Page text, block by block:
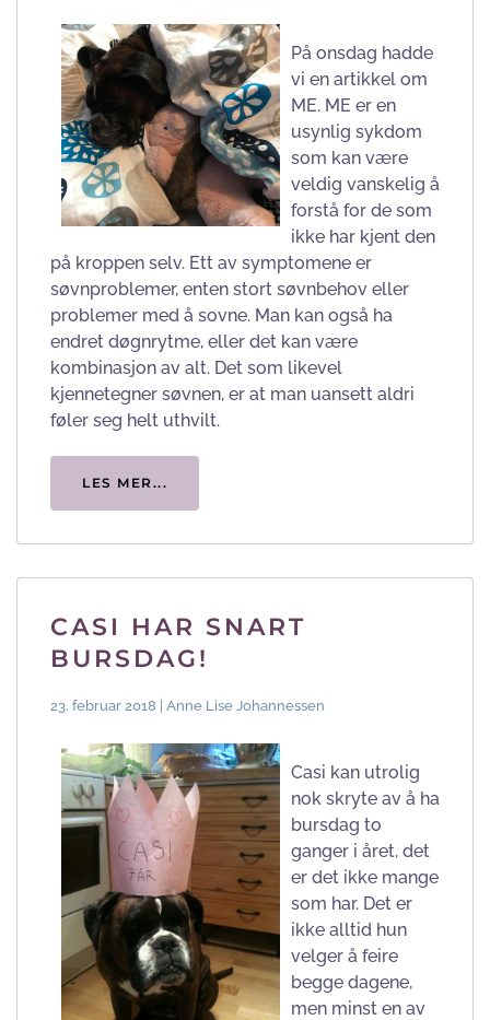
På onsdag hadde
vi en artikkel om
ME. ME er en
usynlig sykdom
som kan være
veldig vanskelig å
forstå for de som
ikke har kjent den
på kroppen selv. Ett av symptomene er
søvnproblemer, enten stort søvnbehov eller
problemer med å sovne. Man kan også ha
endret døgnrytme, eller det kan være
kombinasjon av alt. Det som likevel
kjennetegner søvnen, er at man uansett aldri
føler seg helt uthvilt.
LES MER...
CASI HAR SNART
BURSDAG!
23. februar 2018 | Anne Lise Johannessen
Casi kan utrolig
nok skryte av å ha
bursdag to
ganger i året, det
er det ikke mange
som har. Det er
ikke alltid hun
velger å feire
begge dagene,
men minst en av